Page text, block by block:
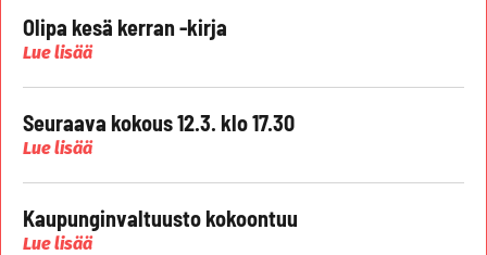
Olipa kesä kerran -kirja
Lue lisää
Seuraava kokous 12.3. klo 17.30
Lue lisää
Kaupunginvaltuusto kokoontuu
Lue lisää